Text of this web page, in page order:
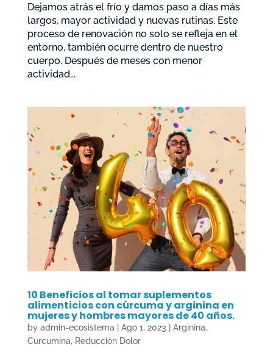
Dejamos atrás el frío y damos paso a días más
largos, mayor actividad y nuevas rutinas. Este
proceso de renovación no solo se refleja en el
entorno, también ocurre dentro de nuestro
cuerpo. Después de meses con menor
actividad...
10 Beneficios al tomar suplementos
alimenticios con cúrcuma y arginina en
mujeres y hombres mayores de 40 años.
by admin-ecosistema Ago 1, 2023 Arginina,
Curcumina, Reducción Dolor